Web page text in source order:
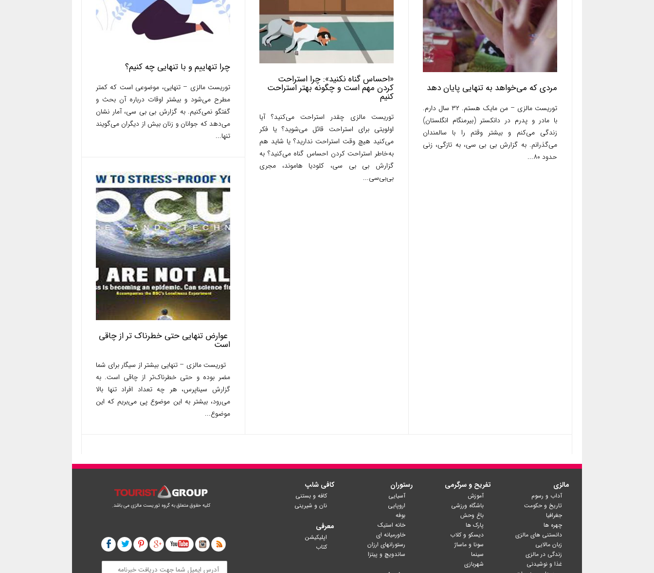
چرا تنهاییم و با تنهایی چه کنیم؟
توریست مالزی – تنهایی، موضوعی است که کمتر
مطرح می‌‌شود و بیشتر اوقات درباره آن بحث و
گفتگو نمی‌کنیم. به گزارش بی بی سی، آمار نشان
می‌دهد که جوانان و زنان بیش از دیگران می‌گویند
تنها...
«احساس گناه نکنید»: چرا استراحت
کردن مهم است و چگونه بهتر استراحت
کنیم
توریست مالزی چقدر استراحت می‌کنید؟ آیا
اولویتی برای استراحت قائل می‌شوید؟ یا فکر
می‌کنید هیچ وقت استراحت ندارید؟ یا شاید هم
به‌خاطر استراحت کردن احساس گناه می‌کنید؟ به
گزارش بی بی سی، کلودیا هاموند، مجری
بی‌بی‌سی...
مردی که می‌خواهد به تنهایی پایان دهد
توریست مالزی – من مایک هستم. ۳۲ سال دارم.
با مادر و پدرم در دانکستر (بیرمنگام انگلستان)
زندگی می‌کنم و بیشتر وقتم را با سالمندان
می‌گذرانم. به گزارش بی بی سی، به تازگی، زنی
حدود ۸۰...
عوارض تنهایی حتی خطرناک تر از چاقی
است
توریست مالزی – تنهایی بیشتر از سیگار برای شما
مضر بوده و حتی خطرناک‌تر از چاقی است. به
گزارش سیناپرس، هر چه تعداد افراد تنها بالا
می‌رود، بیشتر به این موضوع پی می‌بریم که این
موضوع...
مالزی
آداب و رسوم
تاریخ و حکومت
جغرافیا
چهره ها
دانستنی های مالزی
زبان مالایی
زندگی در مالزی
غذا و نوشیدنی
تفریح و سرگرمی
آموزش
باشگاه ورزشی
باغ وحش
پارک ها
دیسکو و کلاب
سونا و ماساژ
سینما
شهربازی
رستوران
آسیایی
اروپایی
بوفه
خانه استیک
خاورمیانه ای
رستورانهای ارزان
ساندویچ و پیتزا
کافی شا‍پ
کافه و بستنی
نان و شیرینی
معرفی
اپلیکیشن
کتاب
کلیه حقوق متعلق به گروه توریست مالزی می باشد.